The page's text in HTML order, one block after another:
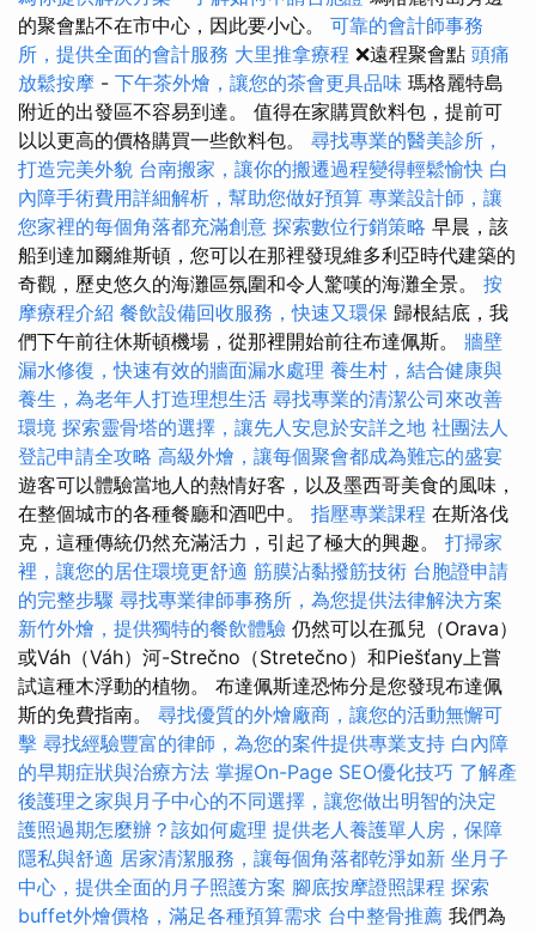
的聚會點不在市中心，因此要小心。 可靠的會計師事務
所，提供全面的會計服務 大里推拿療程 ❌遠程聚會點 頭痛
放鬆按摩 - 下午茶外燴，讓您的茶會更具品味 瑪格麗特島
附近的出發區不容易到達。 值得在家購買飲料包，提前可
以以更高的價格購買一些飲料包。 尋找專業的醫美診所，
打造完美外貌 台南搬家，讓你的搬遷過程變得輕鬆愉快 白
內障手術費用詳細解析，幫助您做好預算 專業設計師，讓
您家裡的每個角落都充滿創意 探索數位行銷策略 早晨，該
船到達加爾維斯頓，您可以在那裡發現維多利亞時代建築的
奇觀，歷史悠久的海灘區氛圍和令人驚嘆的海灘全景。 按
摩療程介紹 餐飲設備回收服務，快速又環保 歸根結底，我
們下午前往休斯頓機場，從那裡開始前往布達佩斯。 牆壁
漏水修復，快速有效的牆面漏水處理 養生村，結合健康與
養生，為老年人打造理想生活 尋找專業的清潔公司來改善
環境 探索靈骨塔的選擇，讓先人安息於安詳之地 社團法人
登記申請全攻略 高級外燴，讓每個聚會都成為難忘的盛宴
遊客可以體驗當地人的熱情好客，以及墨西哥美食的風味，
在整個城市的各種餐廳和酒吧中。 指壓專業課程 在斯洛伐
克，這種傳統仍然充滿活力，引起了極大的興趣。 打掃家
裡，讓您的居住環境更舒適 筋膜沾黏撥筋技術 台胞證申請
的完整步驟 尋找專業律師事務所，為您提供法律解決方案
新竹外燴，提供獨特的餐飲體驗 仍然可以在孤兒（Orava）
或Váh（Váh）河-Strečno（Stretečno）和Piešťany上嘗
試這種木浮動的植物。 布達佩斯達恐怖分是您發現布達佩
斯的免費指南。 尋找優質的外燴廠商，讓您的活動無懈可
擊 尋找經驗豐富的律師，為您的案件提供專業支持 白內障
的早期症狀與治療方法 掌握On-Page SEO優化技巧 了解產
後護理之家與月子中心的不同選擇，讓您做出明智的決定
護照過期怎麼辦？該如何處理 提供老人養護單人房，保障
隱私與舒適 居家清潔服務，讓每個角落都乾淨如新 坐月子
中心，提供全面的月子照護方案 腳底按摩證照課程 探索
buffet外燴價格，滿足各種預算需求 台中整骨推薦 我們為